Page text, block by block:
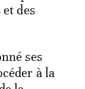
des
ses
à la